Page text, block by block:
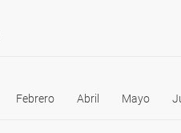
Febrero Abril Mayo